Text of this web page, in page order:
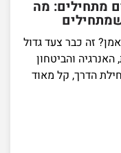
מתחילים: מה
זה כבר צעד גדול
והביטחון
הדרך, קל מאוד